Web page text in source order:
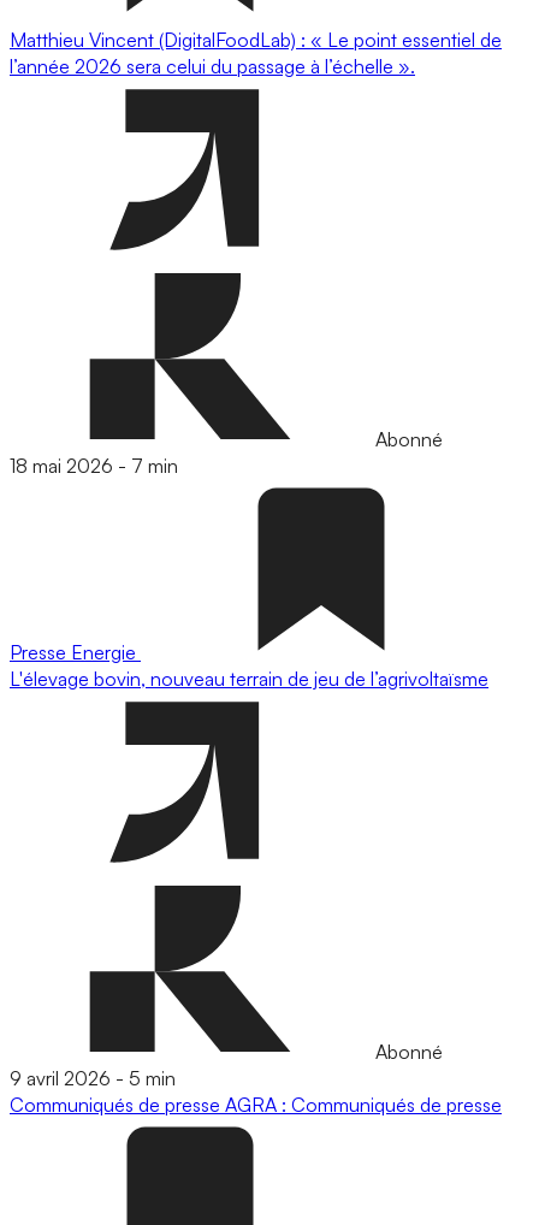
Matthieu Vincent (DigitalFoodLab) : « Le point essentiel de
l’année 2026 sera celui du passage à l’échelle ».
Abonné
18 mai 2026 - 7 min
Presse Energie
L'élevage bovin, nouveau terrain de jeu de l’agrivoltaïsme
Abonné
9 avril 2026 - 5 min
Communiqués de presse AGRA : Communiqués de presse